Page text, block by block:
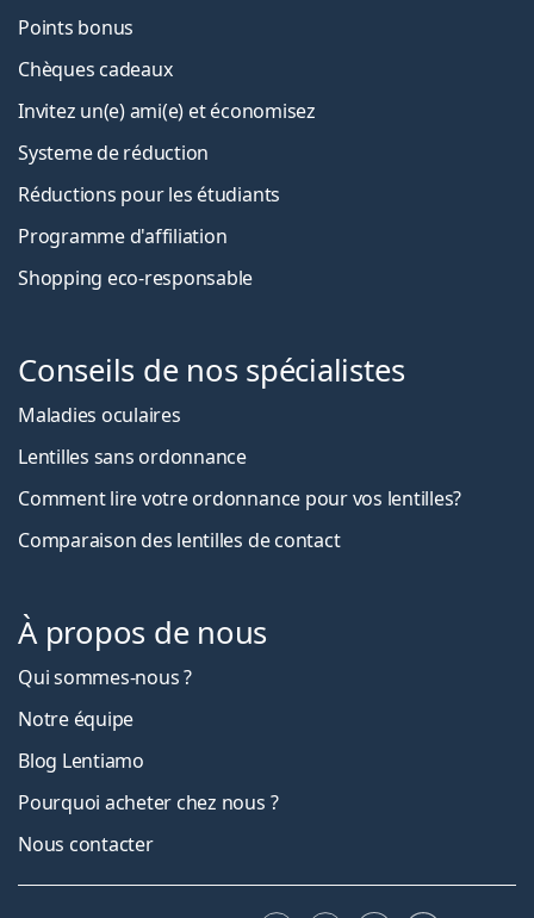
Points bonus
Chèques cadeaux
Invitez un(e) ami(e) et économisez
Systeme de réduction
Réductions pour les étudiants
Programme d'affiliation
Shopping eco-responsable
Conseils de nos spécialistes
Maladies oculaires
Lentilles sans ordonnance
Comment lire votre ordonnance pour vos lentilles?
Comparaison des lentilles de contact
À propos de nous
Qui sommes-nous ?
Notre équipe
Blog Lentiamo
Pourquoi acheter chez nous ?
Nous contacter